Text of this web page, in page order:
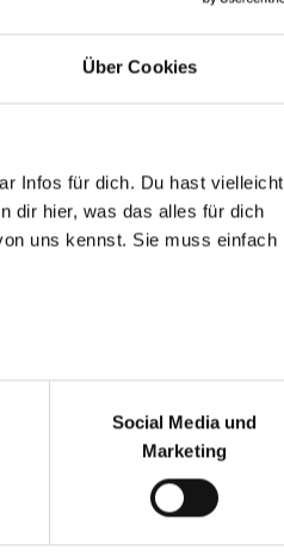
Über Cookies
Infos für dich. Du hast vielleicht
dir hier, was das alles für dich
uns kennst. Sie muss einfach
dir bei Benutzung der
Webseite zu analysieren
für soziale Medien, Werbung
und Marketing“). Unsere
ihnen bereitgestellt hast oder die
Social Media und
Marketing
Jetzt aktivieren